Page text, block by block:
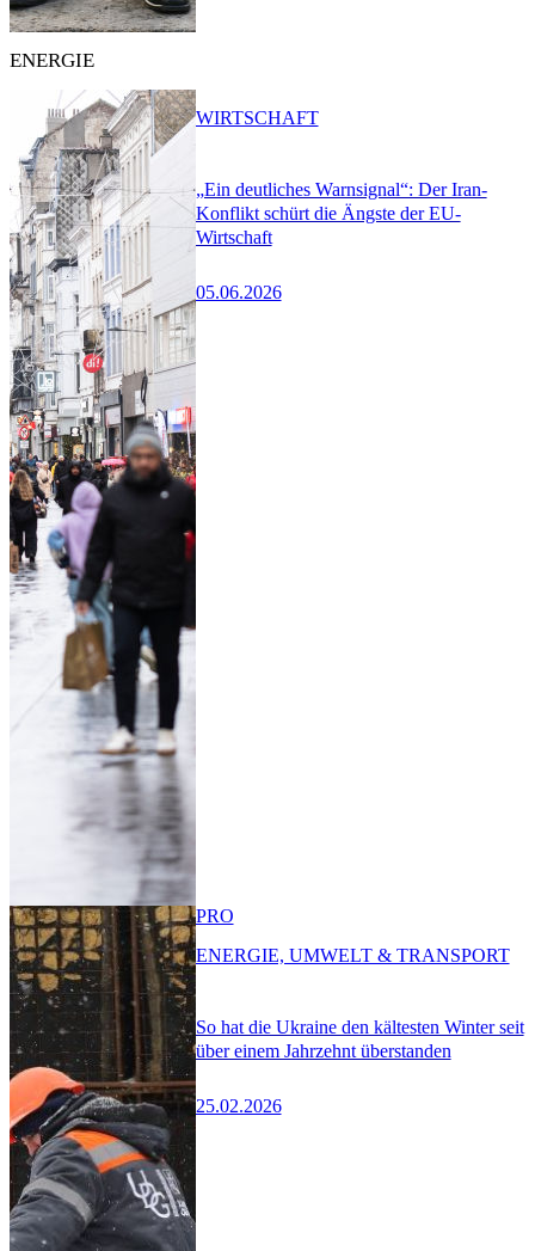
ENERGIE
„Ein deutliches Warnsignal“: Der Iran-
Konflikt schürt die Ängste der EU-
Wirtschaft
05.06.2026
WIRTSCHAFT
So hat die Ukraine den kältesten Winter seit
über einem Jahrzehnt überstanden
25.02.2026
PRO
ENERGIE, UMWELT & TRANSPORT